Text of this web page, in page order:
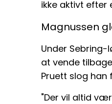
ikke aktivt efter
Magnussen
Under Sebring-
at vende
Pruett slog han
"Der vil altid